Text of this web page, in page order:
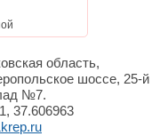
область,
шоссе, 25-й
№7.
37.606963